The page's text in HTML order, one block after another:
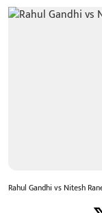
Rahul Gandhi vs Nitesh